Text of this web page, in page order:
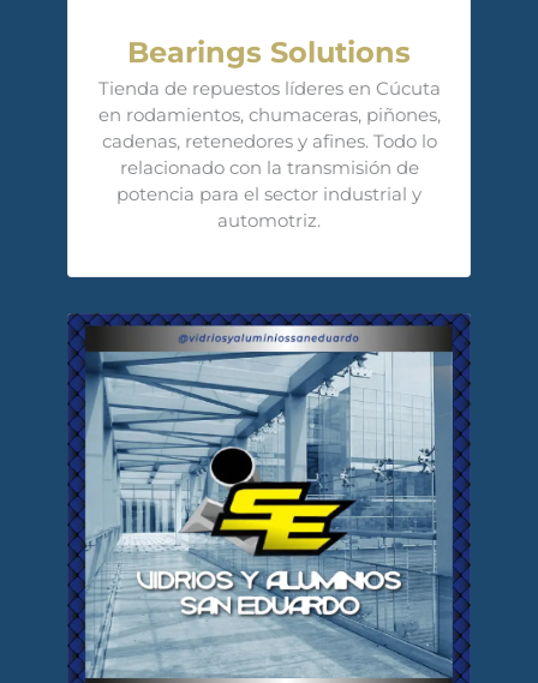
Bearings Solutions
Tienda de repuestos líderes en Cúcuta
en rodamientos, chumaceras, piñones,
cadenas, retenedores y afines. Todo lo
relacionado con la transmisión de
potencia para el sector industrial y
automotriz.